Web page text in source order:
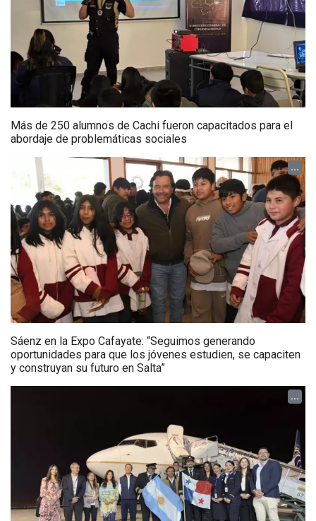
Más de 250 alumnos de Cachi fueron capacitados para el
abordaje de problemáticas sociales
...
Sáenz en la Expo Cafayate: “Seguimos generando
oportunidades para que los jóvenes estudien, se capaciten
y construyan su futuro en Salta”
...